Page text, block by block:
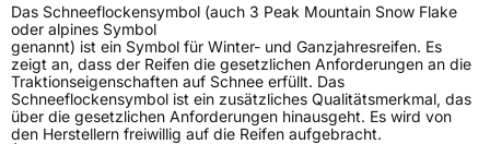
Das Schneeflockensymbol (auch 3 Peak Mountain Snow Flake
oder alpines Symbol
genannt) ist ein Symbol für Winter- und Ganzjahresreifen. Es
zeigt an, dass der Reifen die gesetzlichen Anforderungen an die
Traktionseigenschaften auf Schnee erfüllt. Das
Schneeflockensymbol ist ein zusätzliches Qualitätsmerkmal, das
über die gesetzlichen Anforderungen hinausgeht. Es wird von
den Herstellern freiwillig auf die Reifen aufgebracht.